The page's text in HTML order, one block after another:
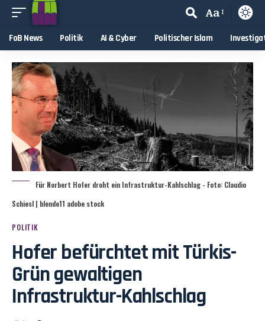
Aa
FoB News Politik AI & Cyber Politischer Islam
Für Norbert Hofer droht ein Infrastruktur-Kahlschlag - Foto: Claudio
Schiesl | blende11 adobe stock
POLITIK
Hofer befürchtet mit Türkis-
Grün gewaltigen
Infrastruktur-Kahlschlag